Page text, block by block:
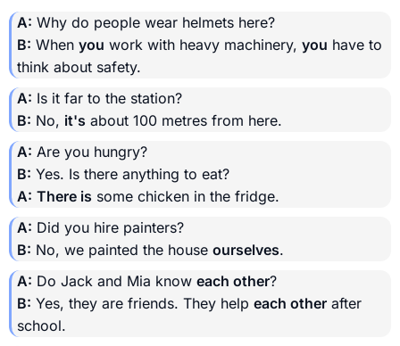
A: Why do people wear helmets here?
B: When you work with heavy machinery, you have to
think about safety.
A: Is it far to the station?
B: No, it's about 100 metres from here.
A: Are you hungry?
B: Yes. Is there anything to eat?
A: There is some chicken in the fridge.
A: Did you hire painters?
B: No, we painted the house ourselves.
A: Do Jack and Mia know each other?
B: Yes, they are friends. They help each other after
school.